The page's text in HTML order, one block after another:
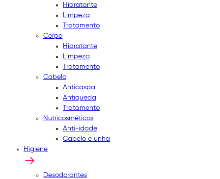
Hidratante
Limpeza
Tratamento
Corpo
Hidratante
Limpeza
Tratamento
Cabelo
Anticaspa
Antiqueda
Tratamento
Nutricosméticos
Anti-idade
Cabelo e unha
Higiene
Desodorantes